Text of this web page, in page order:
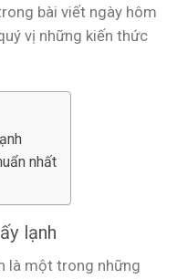
bài viết ngày hôm
vị những kiến thức
nhất
lạnh
là một trong những